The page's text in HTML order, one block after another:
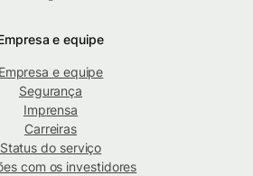
e equipe
Empresa e equipe
Segurança
Imprensa
Carreiras
Status do serviço
com os investidores